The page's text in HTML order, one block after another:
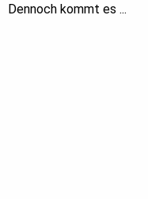
Dennoch kommt es ...